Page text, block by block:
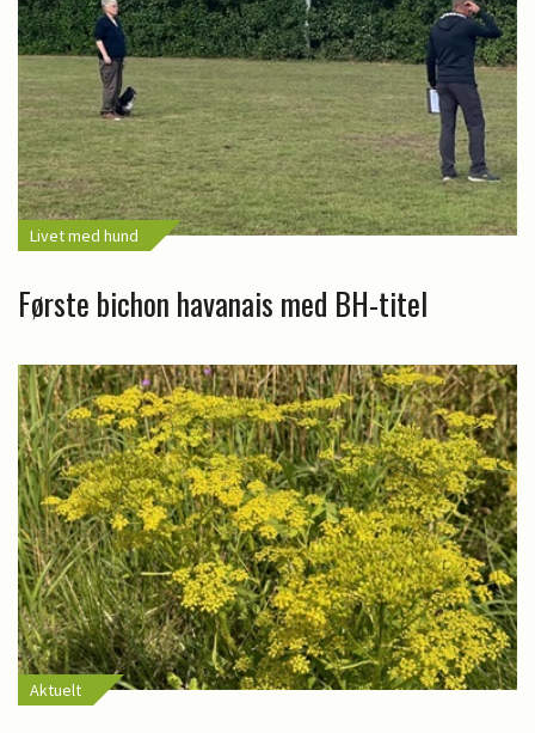
Livet med hund
Første bichon havanais med BH-titel
Aktuelt